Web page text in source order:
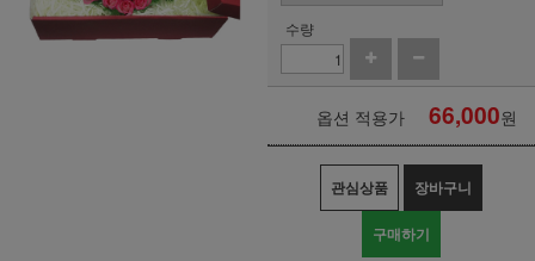
수량
옵션 적용가 66,000원
관심상품 장바구니
구매하기